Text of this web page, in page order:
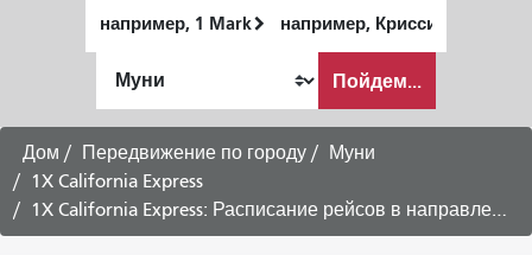
местоположение
окончания
хочу
путешествовать
Пойдем...
Дом Передвижение по городу
Муни
1X California Express
1X California Express: Расписание рейсов в направлении Финансового района -